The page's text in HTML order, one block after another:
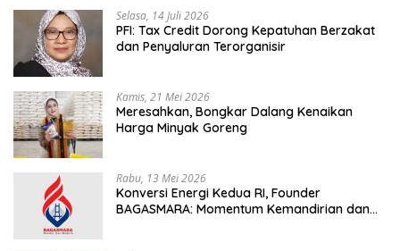
Selasa, 14 Juli 2026
PFI: Tax Credit Dorong Kepatuhan Berzakat
dan Penyaluran Terorganisir
Kamis, 21 Mei 2026
Meresahkan, Bongkar Dalang Kenaikan
Harga Minyak Goreng
Rabu, 13 Mei 2026
Konversi Energi Kedua RI, Founder
BAGASMARA: Momentum Kemandirian dan